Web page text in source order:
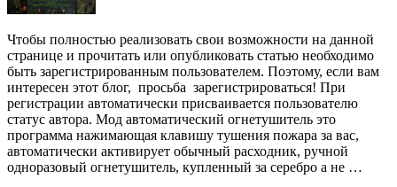
Чтобы полностью реализовать свои возможности на данной
странице и прочитать или опубликовать статью необходимо
быть зарегистрированным пользователем. Поэтому, если вам
интересен этот блог, просьба зарегистрироваться! При
регистрации автоматически присваивается пользователю
статус автора. Мод автоматический огнетушитель это
программа нажимающая клавишу тушения пожара за вас,
автоматически активирует обычный расходник, ручной
одноразовый огнетушитель, купленный за серебро а не …